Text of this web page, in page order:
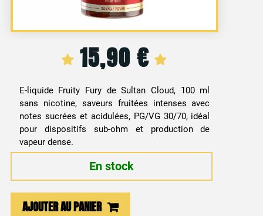
15,90€
E-liquide Fruity Fury de Sultan Cloud, 100 ml
sans nicotine, saveurs fruitées intenses avec
notes sucrées et acidulées, PG/VG 30/70, idéal
pour dispositifs sub-ohm et production de
vapeur dense.
En stock
quantité
AJOUTER AU PANIER